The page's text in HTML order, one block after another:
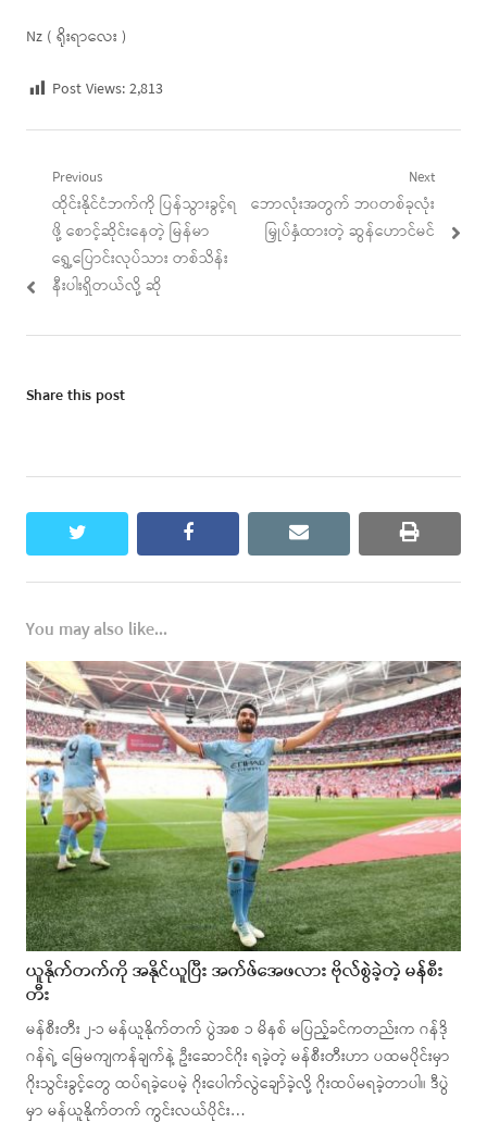
Nz ( ရိုးရာလေး )
Post Views:2,813
Post
navigation
Previous
Previous
post:
ထိုင်းနိုင်ငံဘက်ကို ပြန်သွားခွင့်ရ
ဖို့ စောင့်ဆိုင်းနေတဲ့ မြန်မာ
ရွှေ့ပြောင်းလုပ်သား တစ်သိန်း
နီးပါးရှိတယ်လို့ ဆို
Next
Next
post:
ဘောလုံးအတွက် ဘ၀တစ်ခုလုံး
မြှုပ်နှံထားတဲ့ ဆွန်ဟောင်မင်
Share this post
twitter facebook email print
You may also like...
ယူနိုက်တက်ကို အနိုင်ယူပြီး အက်ဖ်အေဖလား ဗိုလ်စွဲခဲ့တဲ့ မန်စီး
တီး
မန်စီးတီး ၂-၁ မန်ယူနိုက်တက် ပွဲအစ ၁ မိနစ် မပြည့်ခင်ကတည်းက ဂန်ဒို
ဂန်ရဲ့ မြေမကျကန်ချက်နဲ့ ဦးဆောင်ဂိုး ရခဲ့တဲ့ မန်စီးတီးဟာ ပထမပိုင်းမှာ
ဂိုးသွင်းခွင့်တွေ ထပ်ရခဲ့ပေမဲ့ ဂိုးပေါက်လွဲချော်ခဲ့လို့ ဂိုးထပ်မရခဲ့တာပါ။ ဒီပွဲ
မှာ မန်ယူနိုက်တက် ကွင်းလယ်ပိုင်း…